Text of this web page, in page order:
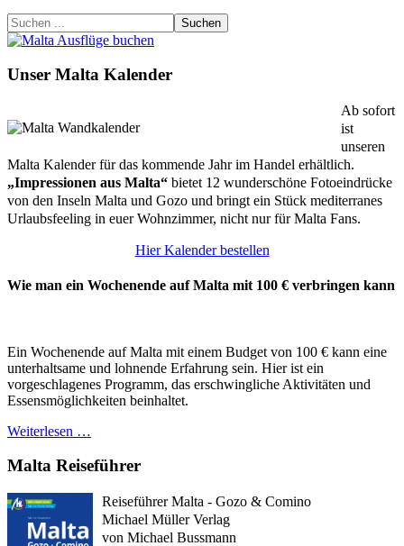
Suchen
Unser Malta Kalender
Ab sofort
ist
unseren
Malta Kalender für das kommende Jahr im Handel erhältlich.
„Impressionen aus Malta“ bietet 12 wunderschöne Fotoeindrücke
von den Inseln Malta und Gozo und bringt ein Stück mediterranes
Urlaubsfeeling in euer Wohnzimmer, nicht nur für Malta Fans.
Hier Kalender bestellen
Wie man ein Wochenende auf Malta mit 100 € verbringen kann
Ein Wochenende auf Malta mit einem Budget von 100 € kann eine
unterhaltsame und lohnende Erfahrung sein. Hier ist ein
vorgeschlagenes Programm, das erschwingliche Aktivitäten und
Essensmöglichkeiten beinhaltet.
Weiterlesen …
Malta Reiseführer
Reiseführer Malta - Gozo & Comino
Michael Müller Verlag
von Michael Bussmann